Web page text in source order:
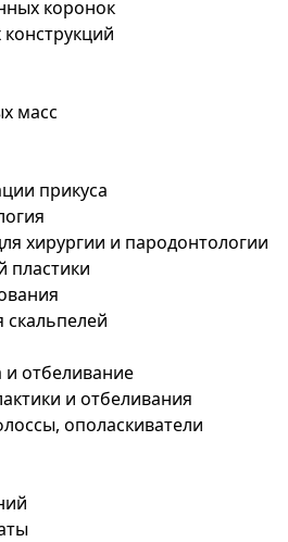
коронок
масс
прикуса
хирургии и пародонтологии
пластики
скальпелей
и отбеливание
и отбеливания
ополаскиватели